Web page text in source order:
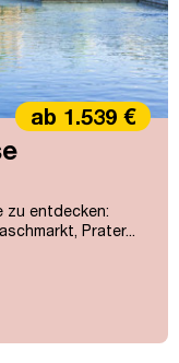
zu entdecken:
Prater...
ab 1.539 €